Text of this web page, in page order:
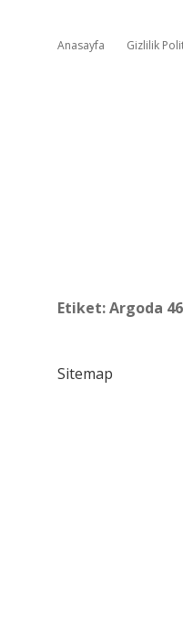
Anasayfa Gizlilik
Etiket:Argoda
Sitemap